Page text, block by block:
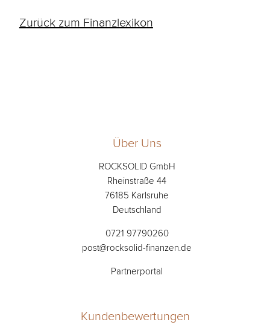
Zurück zum Finanzlexikon
Über Uns
ROCKSOLID GmbH
Rheinstraße 44
76185 Karlsruhe
Deutschland
0721 97790260
post@rocksolid-finanzen.de
Partnerportal
Kundenbewertungen